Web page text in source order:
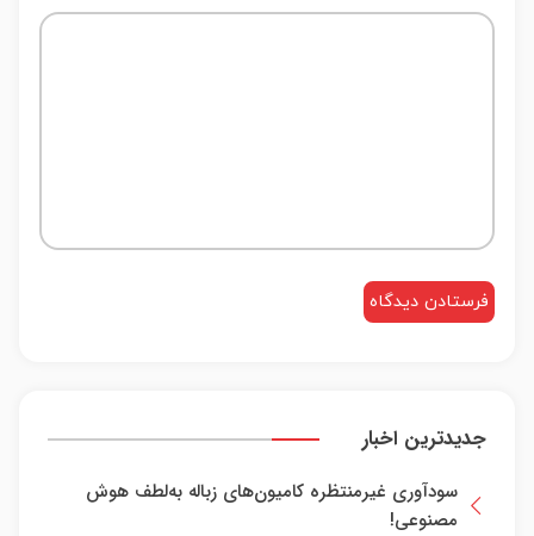
جدیدترین اخبار
سودآوری غیرمنتظره کامیون‌های زباله به‌لطف هوش
مصنوعی!